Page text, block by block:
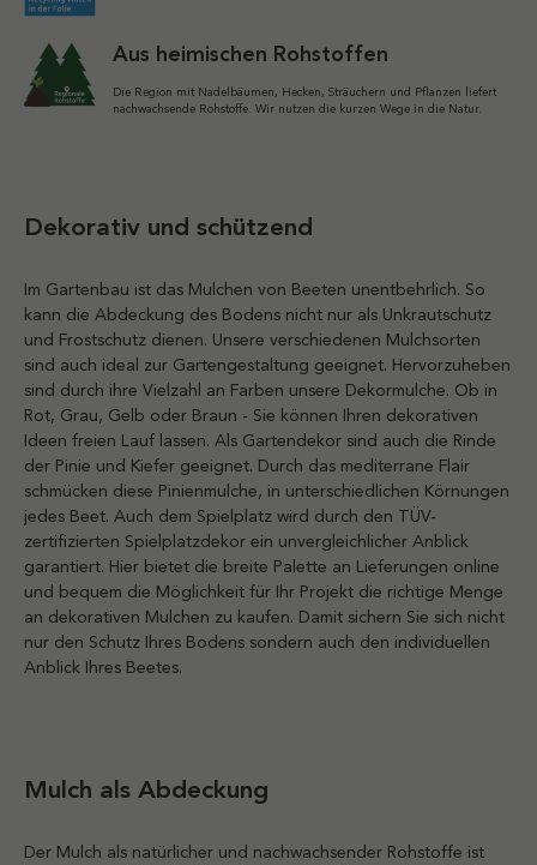
Aus heimischen Rohstoffen
Die Region mit Nadelbäumen, Hecken, Sträuchern und Pflanzen liefert
nachwachsende Rohstoffe. Wir nutzen die kurzen Wege in die Natur.
Dekorativ und schützend
Im Gartenbau ist das Mulchen von Beeten unentbehrlich. So
kann die Abdeckung des Bodens nicht nur als Unkrautschutz
und Frostschutz dienen. Unsere verschiedenen Mulchsorten
sind auch ideal zur Gartengestaltung geeignet. Hervorzuheben
sind durch ihre Vielzahl an Farben unsere Dekormulche. Ob in
Rot, Grau, Gelb oder Braun - Sie können Ihren dekorativen
Ideen freien Lauf lassen. Als Gartendekor sind auch die Rinde
der Pinie und Kiefer geeignet. Durch das mediterrane Flair
schmücken diese Pinienmulche, in unterschiedlichen Körnungen
jedes Beet. Auch dem Spielplatz wird durch den TÜV-
zertifizierten Spielplatzdekor ein unvergleichlicher Anblick
garantiert. Hier bietet die breite Palette an Lieferungen online
und bequem die Möglichkeit für Ihr Projekt die richtige Menge
an dekorativen Mulchen zu kaufen. Damit sichern Sie sich nicht
nur den Schutz Ihres Bodens sondern auch den individuellen
Anblick Ihres Beetes.
Mulch als Abdeckung
Der Mulch als natürlicher und nachwachsender Rohstoffe ist